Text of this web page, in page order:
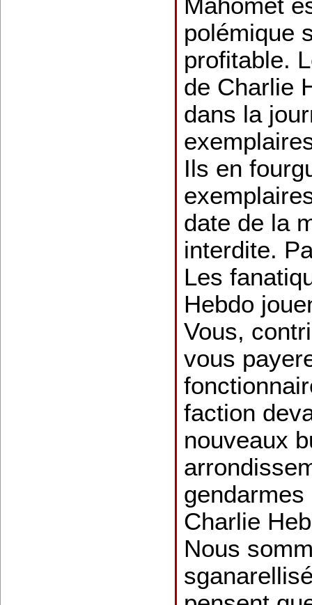
polémique
profitable.
de Charlie
dans la
Ils en
date de la
interdite.
Les
Hebdo
Vous,
vous
faction
nouveaux
Charlie
Nous